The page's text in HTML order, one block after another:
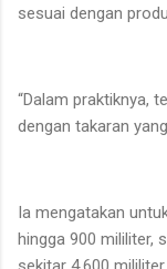
sesuai dengan
“Dalam praktiknya,
dengan takaran
Ia mengatakan
hingga 900 mililiter,